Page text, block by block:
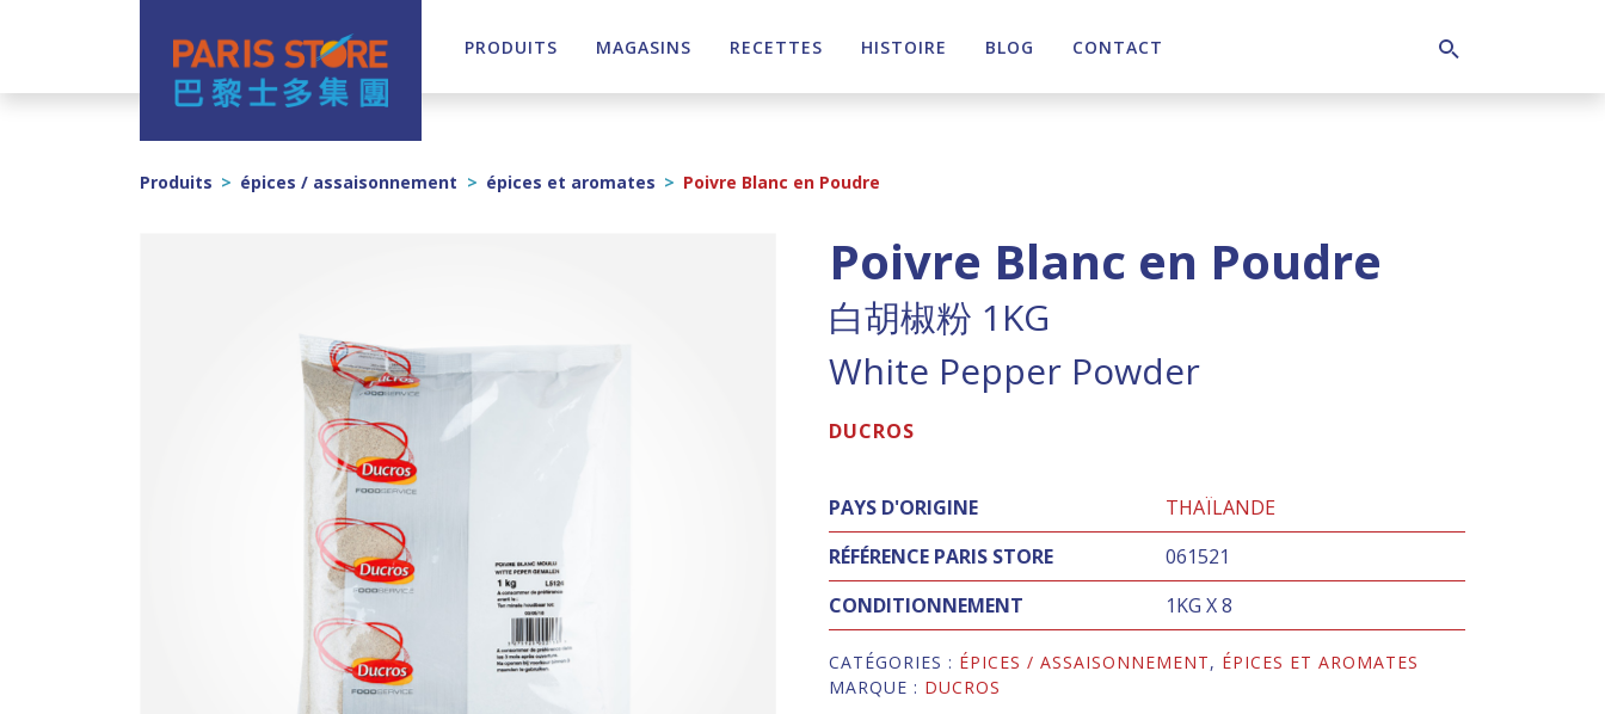
Navigation principale PRODUITS MAGASINS RECETTES HISTOIRE BLOG CONTACT
Produits > épices / assaisonnement > épices et aromates > Poivre Blanc en Poudre
Poivre Blanc en Poudre
白胡椒粉 1KG
White Pepper Powder
DUCROS
PAYS D'ORIGINE
THAÏLANDE
RÉFÉRENCE PARIS STORE
061521
CONDITIONNEMENT
1KG X 8
CATÉGORIES : ÉPICES / ASSAISONNEMENT, ÉPICES ET AROMATES
MARQUE : DUCROS